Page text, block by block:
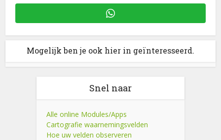
Mogelijk ben je ook hier in geïnteresseerd.
Snel naar
Alle online Modules/Apps
Cartografie waarnemingsvelden
Hoe uw velden observeren